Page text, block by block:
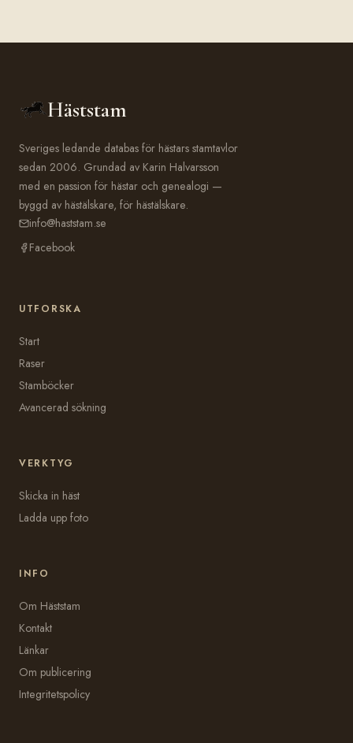
Häststam
Sveriges ledande databas för hästars stamtavlor
sedan 2006. Grundad av Karin Halvarsson
med en passion för hästar och genealogi —
byggd av hästälskare, för hästälskare.
info@haststam.se
Facebook
UTFORSKA
Start
Raser
Stamböcker
Avancerad sökning
VERKTYG
Skicka in häst
Ladda upp foto
INFO
Om Häststam
Kontakt
Länkar
Om publicering
Integritetspolicy